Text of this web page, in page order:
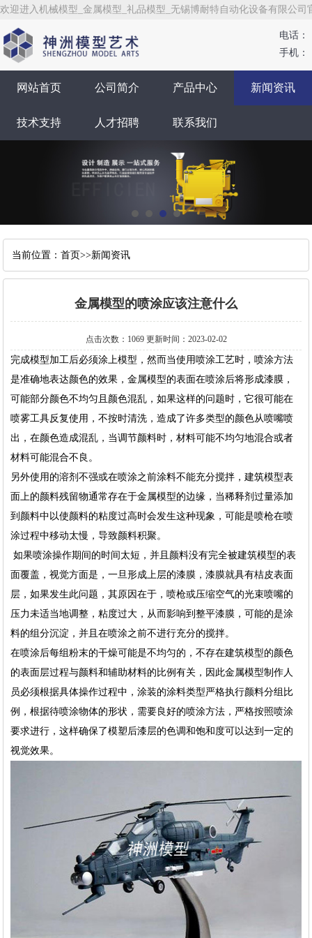
欢迎进入机械模型_金属模型_礼品模型_无锡博耐特自动化设备有限公司
电话：
手机：
网站首页 公司简介 产品中心 新闻资讯
技术支持 人才招聘 联系我们
当前位置：首页>>新闻资讯
金属模型的喷涂应该注意什么
点击次数：1069 更新时间：2023-02-02
完成模型加工后必须涂上模型，然而当使用喷涂工艺时，喷涂方法
是准确地表达颜色的效果，金属模型的表面在喷涂后将形成漆膜，
可能部分颜色不均匀且颜色混乱，如果这样的问题时，它很可能在
喷雾工具反复使用，不按时清洗，造成了许多类型的颜色从喷嘴喷
出，在颜色造成混乱，当调节颜料时，材料可能不均匀地混合或者
材料可能混合不良。
另外使用的溶剂不强或在喷涂之前涂料不能充分搅拌，建筑模型表
面上的颜料残留物通常存在于金属模型的边缘，当稀释剂过量添加
到颜料中以使颜料的粘度过高时会发生这种现象，可能是喷枪在喷
涂过程中移动太慢，导致颜料积聚。
如果喷涂操作期间的时间太短，并且颜料没有完全被建筑模型的表
面覆盖，视觉方面是，一旦形成上层的漆膜，漆膜就具有桔皮表面
层，如果发生此问题，其原因在于，喷枪或压缩空气的光束喷嘴的
压力未适当地调整，粘度过大，从而影响到整平漆膜，可能的是涂
料的组分沉淀，并且在喷涂之前不进行充分的搅拌。
在喷涂后每组粉末的干燥可能是不均匀的，不存在建筑模型的颜色
的表面层过程与颜料和辅助材料的比例有关，因此金属模型制作人
员必须根据具体操作过程中，涂装的涂料类型严格执行颜料分组比
例，根据待喷涂物体的形状，需要良好的喷涂方法，严格按照喷涂
要求进行，这样确保了模塑后漆层的色调和饱和度可以达到一定的
视觉效果。